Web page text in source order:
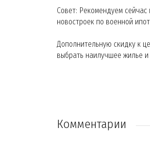
Совет: Рекомендуем
новостроек по военной
Дополнительную скидку к
выбрать наилучшее жилье
Комментарии